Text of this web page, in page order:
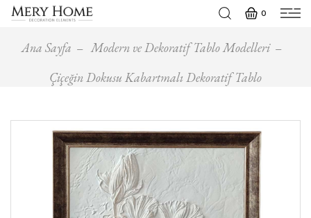
0
Ana Sayfa
Modern ve Dekoratif Tablo Modelleri
Çiçeğin Dokusu Kabartmalı Dekoratif Tablo